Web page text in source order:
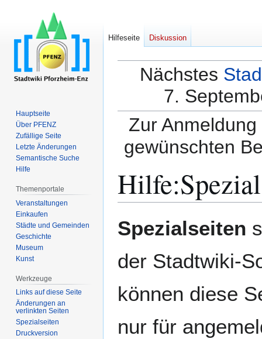
Nächstes
7.
Zur
gewünschten
Hilfe:
Navigation
Suche
Spezialseiten
der Stadtwiki-
können diese
nur für
Hilfeseite Diskussion
Hauptseite
Über PFENZ
Zufällige Seite
Letzte Änderungen
Semantische Suche
Hilfe
Themenportale
Veranstaltungen
Einkaufen
Städte und Gemeinden
Geschichte
Museum
Kunst
Werkzeuge
Links auf diese Seite
Änderungen an
verlinkten Seiten
Spezialseiten
Druckversion